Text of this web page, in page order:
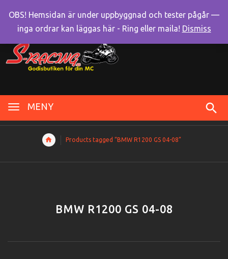
MENY
Products tagged “BMW R1200 GS 04-08”
BMW R1200 GS 04-08
OBS! Hemsidan är under uppbyggnad och tester pågår —
inga ordrar kan läggas här - Ring eller maila! Dismiss